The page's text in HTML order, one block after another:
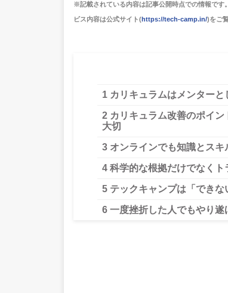
※記載されている内容は記事公開時点での情報です
ビス内容は公式サイト(https://tech-camp.in/)をご
1 カリキュラムはメンター
2 カリキュラム改善のポイ
大切
3 オンラインでも知識とス
4 科学的な根拠だけでなく
5 テックキャンプは「でき
6 一度挫折した人でもやり